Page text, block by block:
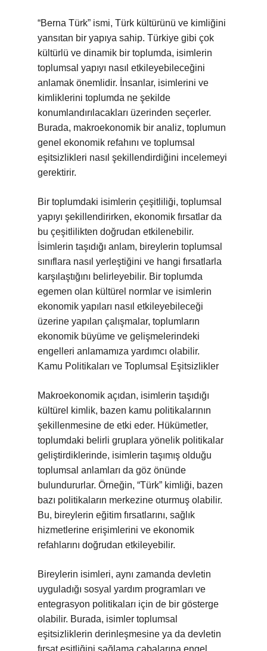
“Berna Türk” ismi, Türk kültürünü ve kimliğini
yansıtan bir yapıya sahip. Türkiye gibi çok
kültürlü ve dinamik bir toplumda, isimlerin
toplumsal yapıyı nasıl etkileyebileceğini
anlamak önemlidir. İnsanlar, isimlerini ve
kimliklerini toplumda ne şekilde
konumlandırılacakları üzerinden seçerler.
Burada, makroekonomik bir analiz, toplumun
genel ekonomik refahını ve toplumsal
eşitsizlikleri nasıl şekillendirdiğini incelemeyi
gerektirir.
Bir toplumdaki isimlerin çeşitliliği, toplumsal
yapıyı şekillendirirken, ekonomik fırsatlar da
bu çeşitlilikten doğrudan etkilenebilir.
İsimlerin taşıdığı anlam, bireylerin toplumsal
sınıflara nasıl yerleştiğini ve hangi fırsatlarla
karşılaştığını belirleyebilir. Bir toplumda
egemen olan kültürel normlar ve isimlerin
ekonomik yapıları nasıl etkileyebileceği
üzerine yapılan çalışmalar, toplumların
ekonomik büyüme ve gelişmelerindeki
engelleri anlamamıza yardımcı olabilir.
Kamu Politikaları ve Toplumsal Eşitsizlikler
Makroekonomik açıdan, isimlerin taşıdığı
kültürel kimlik, bazen kamu politikalarının
şekillenmesine de etki eder. Hükümetler,
toplumdaki belirli gruplara yönelik politikalar
geliştirdiklerinde, isimlerin taşımış olduğu
toplumsal anlamları da göz önünde
bulundururlar. Örneğin, “Türk” kimliği, bazen
bazı politikaların merkezine oturmuş olabilir.
Bu, bireylerin eğitim fırsatlarını, sağlık
hizmetlerine erişimlerini ve ekonomik
refahlarını doğrudan etkileyebilir.
Bireylerin isimleri, aynı zamanda devletin
uyguladığı sosyal yardım programları ve
entegrasyon politikaları için de bir gösterge
olabilir. Burada, isimler toplumsal
eşitsizliklerin derinleşmesine ya da devletin
fırsat eşitliğini sağlama çabalarına engel